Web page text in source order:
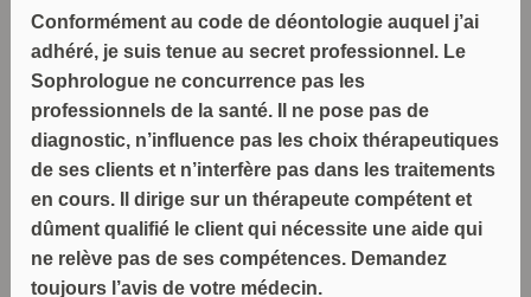
Conformément au code de déontologie auquel j’ai
adhéré, je suis tenue au secret professionnel. Le
Sophrologue ne concurrence pas les
professionnels de la santé. Il ne pose pas de
diagnostic, n’influence pas les choix thérapeutiques
de ses clients et n’interfère pas dans les traitements
en cours. Il dirige sur un thérapeute compétent et
dûment qualifié le client qui nécessite une aide qui
ne relève pas de ses compétences. Demandez
toujours l’avis de votre médecin.